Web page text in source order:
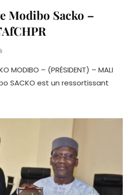
Modibo Sacko –
MODIBO – (PRÉSIDENT) – MALI
SACKO est un ressortissant